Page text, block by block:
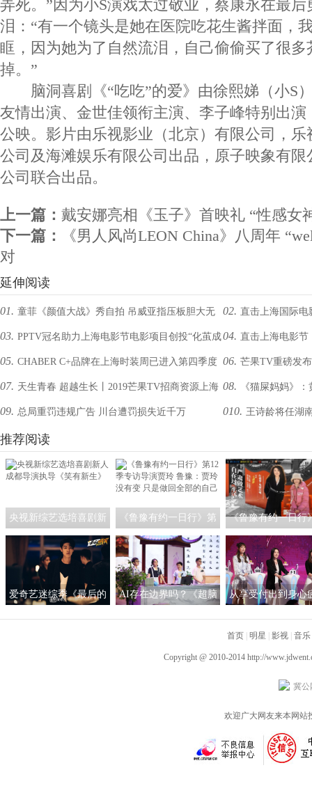
弄死。”因为小S演戏太过敬业，蔡康永在最
泪：“有一个镜头是她在医院吃花生酱拌面，
眶，因为她为了自然流泪，自己偷偷买了很
掉。”
脑洞喜剧《“吃吃”的爱》由徐熙娣（小S
友情出演、金世佳领衔主演、李子峰特别出演
公映。影片由乐视影业（北京）有限公司，
公司及海滩娱乐有限公司出品，原子映象有
公司联合出品。
上一篇： 戴安娜亮相《玉子》首映礼 “性感女
下一篇：
《男人风尚LEON China》八周年
对
延伸阅读
01. 童菲《颜值大战》秀自拍 吊威亚指压板胆大无
压力
02. 直击上海国际电
互动潜力
03. PPTV冠名助力上海电影节电影项目创投“化茧成
蝶”
04. 直击上海电影节
生
05. CHABER C+品牌在上海时装周已进入第四季度 06. 芒果TV重磅发
上海站人气爆棚！
07. 天生青春 超越生长丨2019芒果TV招商资源上海
推介会：新品发布破势而来！
08. 《猫屎妈妈》
09. 总局重罚违规广告 川台遭罚损失近千万 010. 王诗龄将任湖
推荐阅读
央视新综艺选培喜剧新
人 成都导演执导《笑有
新生》
《鲁豫有约一日行》第
12季专访导演贾玲 鲁
豫：贾玲没有变 只是做
回全部的自己
《鲁豫有约一日行
访王潮歌：我希望
是一个严肃的艺
爱奇艺迷综季《最后的
AI存在边界吗？《超脑
从享受付出到身心
间不必过度承担
首页 明星 影视 音乐
Copyright @ 2010-2014 http://
冀公
欢迎广大网友来本网站